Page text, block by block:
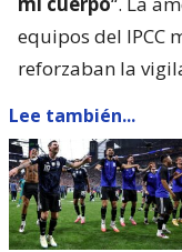
equipos del IPCC
reforzaban la
Lee también...